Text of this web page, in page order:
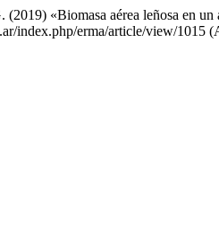
«Biomasa aérea leñosa en
index.php/erma/article/view/1015